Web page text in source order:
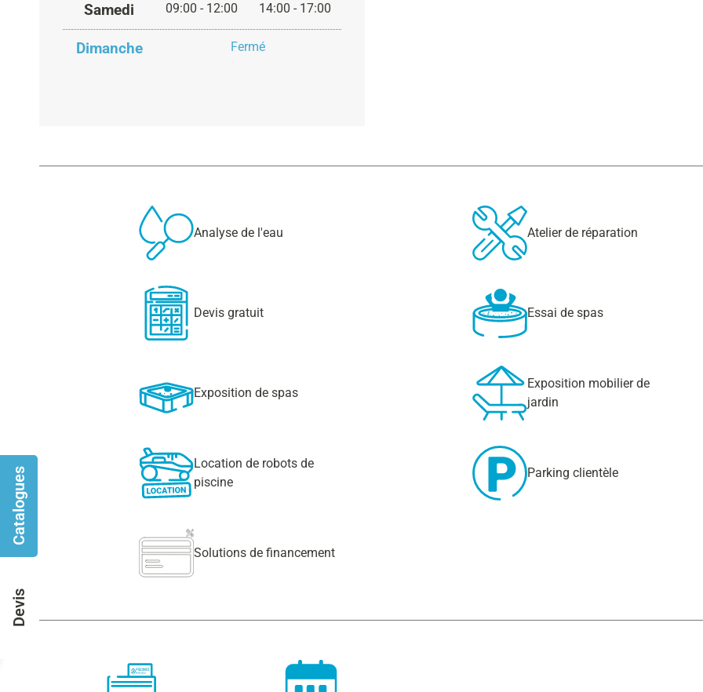
Catalogues
Devis
Samedi 09:00 - 12:00 14:00 - 17:00
Dimanche Fermé
Analyse de l'eau Atelier de réparation
Devis gratuit Essai de spas
Exposition de spas
Exposition mobilier de
jardin
Location de robots de
piscine
Parking clientèle
Solutions de financement